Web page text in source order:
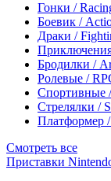
Гонки /
Боевик /
Драки /
Бродилки /
Ролевые /
Спортивные
Стрелялки /
Платформер
Смотреть все
Приставки